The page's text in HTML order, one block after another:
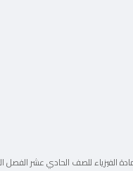
الفيزياء للصف الحادي عشر الفصل